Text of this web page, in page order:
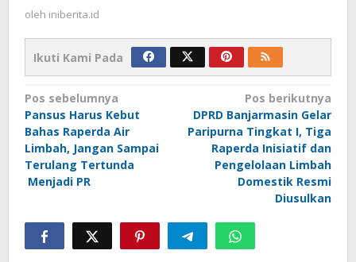
oleh iniberita.id
Ikuti Kami Pada
Navigasi
pos
Pos sebelumnya
Pansus Harus Kebut
Bahas Raperda Air
Limbah, Jangan Sampai
Terulang Tertunda
Menjadi PR
Pos berikutnya
DPRD Banjarmasin Gelar
Paripurna Tingkat I, Tiga
Raperda Inisiatif dan
Pengelolaan Limbah
Domestik Resmi
Diusulkan